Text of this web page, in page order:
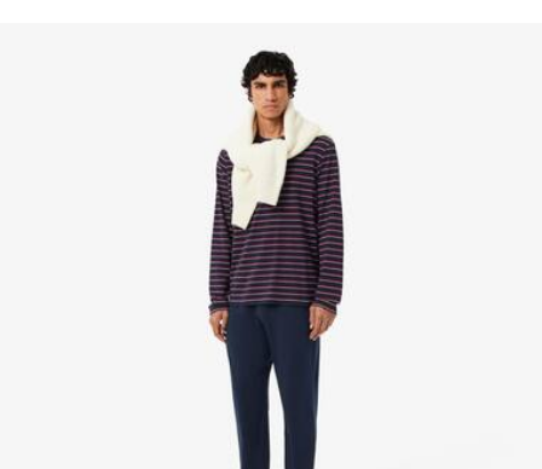
NICHT CHEMISCH REINIGEN
TROCKNEN AUF DER WASCHELEINE